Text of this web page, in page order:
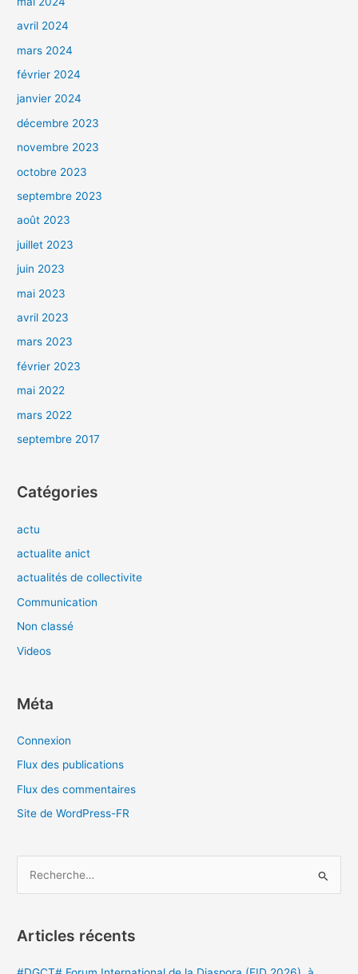
avril 2024
mars 2024
février 2024
janvier 2024
décembre 2023
novembre 2023
octobre 2023
septembre 2023
août 2023
juillet 2023
juin 2023
mai 2023
avril 2023
mars 2023
février 2023
mai 2022
mars 2022
septembre 2017
Catégories
actu
actualite anict
actualités de collectivite
Communication
Non classé
Videos
Méta
Connexion
Flux des publications
Flux des commentaires
Site de WordPress-FR
h
Articles récents